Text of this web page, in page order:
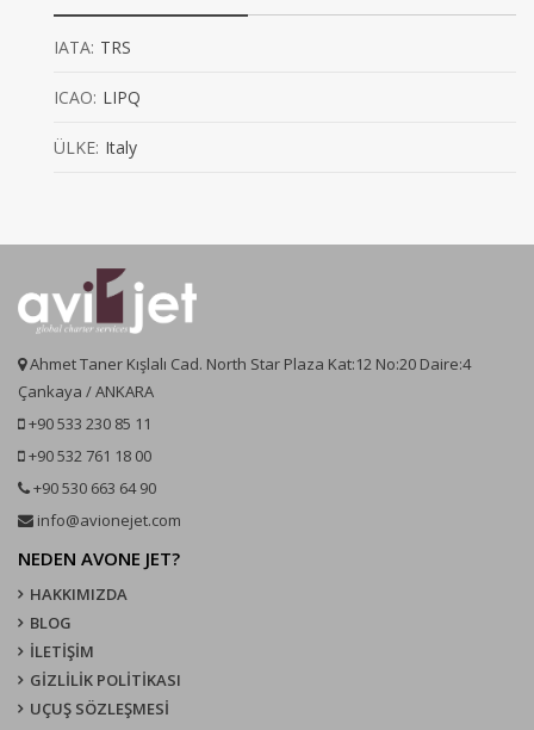
IATA: TRS
ICAO: LIPQ
ÜLKE: Italy
Ahmet Taner Kışlalı Cad. North Star Plaza Kat:12 No:20 Daire:4
Çankaya / ANKARA
+90 533 230 85 11
+90 532 761 18 00
+90 530 663 64 90
info@avionejet.com
NEDEN AVONE JET?
HAKKIMIZDA
BLOG
İLETİŞİM
GİZLİLİK POLİTİKASI
UÇUŞ SÖZLEŞMESI